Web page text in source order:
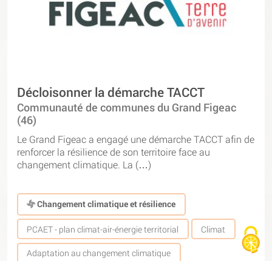
Décloisonner la démarche TACCT
Communauté de communes du Grand Figeac
(46)
Le Grand Figeac a engagé une démarche TACCT afin de
renforcer la résilience de son territoire face au
changement climatique. La (…)
Changement climatique et résilience
PCAET - plan climat-air-énergie territorial Climat
Adaptation au changement climatique